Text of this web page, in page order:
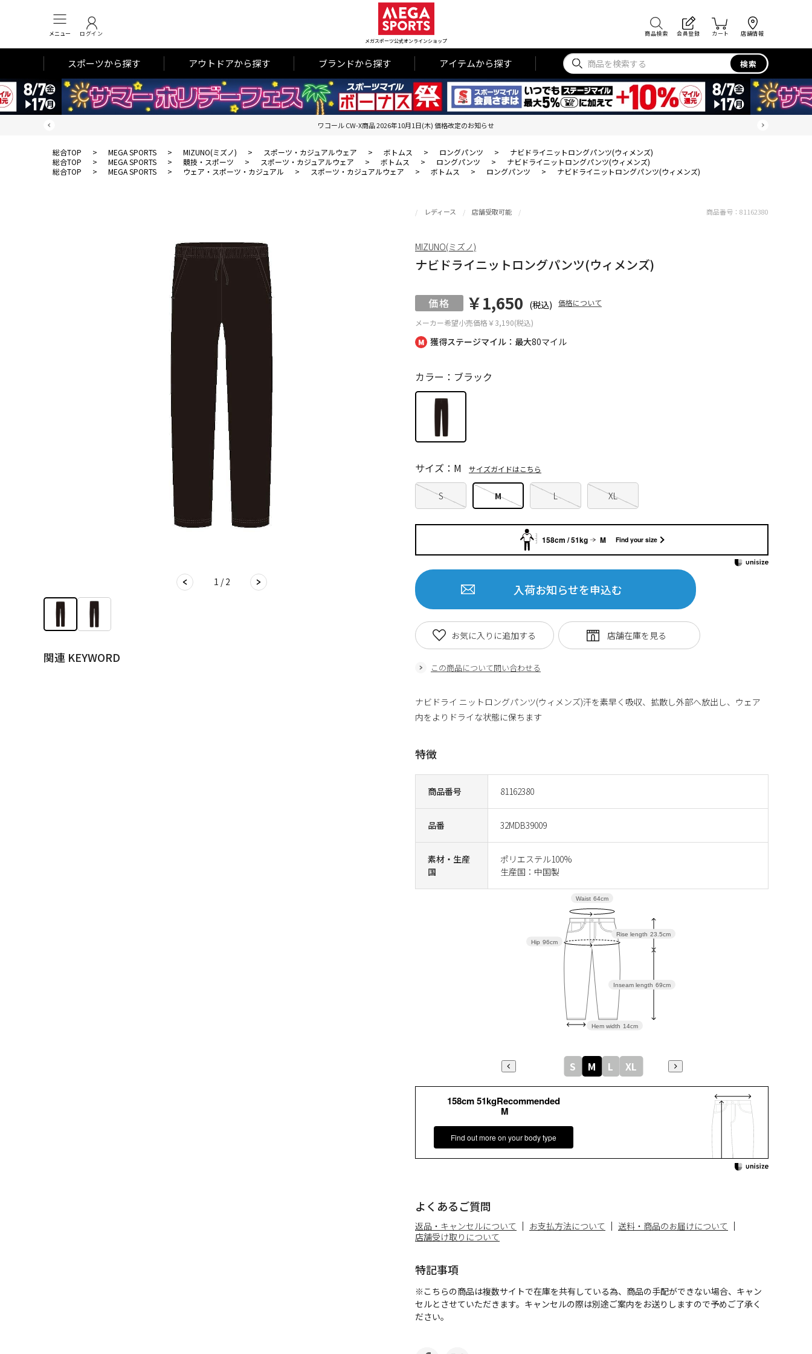
メニュー ログイン
メガスポーツ公式オンラインショップ
商品検索 会員登録 カート 店舗情報
スポーツから探す アウトドアから探す ブランドから探す アイテムから探す 検索
ワコール CW-X商品 2026年10月1日(木) 価格改定のお知らせ
総合TOP > MEGA SPORTS > MIZUNO(ミズノ) > スポーツ・カジュアルウェア > ボトムス > ロングパンツ >
ナビドライニットロングパンツ(ウィメンズ)
総合TOP
> MEGA SPORTS > 競技・スポーツ > スポーツ・カジュアルウェア > ボトムス > ロングパンツ >
ナビドライニットロングパンツ(ウィメンズ)
総合TOP
> MEGA SPORTS > ウェア・スポーツ・カジュアル > スポーツ・カジュアルウェア > ボトムス > ロングパンツ > ナビドライニットロングパンツ(ウィメンズ)
1 / 2
関連 KEYWORD
獲得ステージマイル：最大80マイル
レディース 店舗受取可能
ナビドライニットロングパンツ(ウィメンズ)
メーカー希望小売価格￥3,190(税込)
￥1,650 (税込) 価格について
商品番号 81162380
品番 32MDB39009
素材・生産
国
ポリエステル100%
生産国：中国製
カラー：ブラック
S M L XL
サイズ：M サイズガイドはこちら
入荷お知らせを申込む
この商品について問い合わせる
お気に入りに追加する
商品番号： 81162380
MIZUNO(ミズノ)
ナビドライ ニットロングパンツ(ウィメンズ)汗を素早く吸収、拡散し外部へ放出し、ウェア
内をよりドライな状態に保ちます
特徴
よくあるご質問
返品・キャンセルについて お支払方法について
送料・商品のお届けについて
店舗受け取りについて
特記事項
※こちらの商品は複数サイトで在庫を共有している為、商品の手配ができない場合、キャン
セルとさせていただきます。キャンセルの際は別途ご案内をお送りしますので予めご了承く
ださい。
158cm / 51kg M Find your size
158cm 51kgRecommended
M
Find out more on your body type
Inseam length 69cm
Rise length 23.5cm
Hem width 14cm
Hip 96cm
Waist 64cm
S M L XL